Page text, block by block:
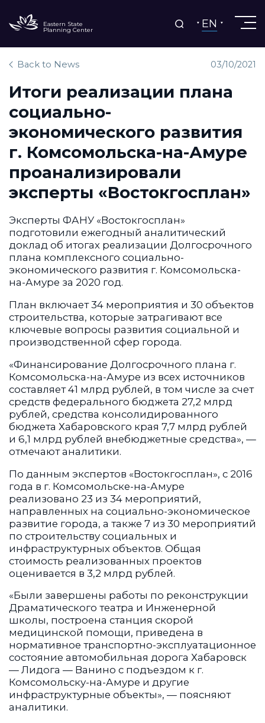
Eastern State
Planning Center EN
Back to News 03/10/2021
Итоги реализации плана
социально-
экономического развития
г. Комсомольска-на-Амуре
проанализировали
эксперты «Востокгосплан»
Эксперты ФАНУ «Востокгосплан»
подготовили ежегодный аналитический
доклад об итогах реализации Долгосрочного
плана комплексного социально-
экономического развития г. Комсомольска-
на-Амуре за 2020 год.
План включает 34 мероприятия и 30 объектов
строительства, которые затрагивают все
ключевые вопросы развития социальной и
производственной сфер города.
«Финансирование Долгосрочного плана г.
Комсомольска-на-Амуре из всех источников
составляет 41 млрд рублей, в том числе за счет
средств федерального бюджета 27,2 млрд
рублей, средства консолидированного
бюджета Хабаровского края 7,7 млрд рублей
и 6,1 млрд рублей внебюджетные средства», —
отмечают аналитики.
По данным экспертов «Востокгосплан», с 2016
года в г. Комсомольске-на-Амуре
реализовано 23 из 34 мероприятий,
направленных на социально-экономическое
развитие города, а также 7 из 30 мероприятий
по строительству социальных и
инфраструктурных объектов. Общая
стоимость реализованных проектов
оценивается в 3,2 млрд рублей.
«Были завершены работы по реконструкции
Драматического театра и Инженерной
школы, построена станция скорой
медицинской помощи, приведена в
нормативное транспортно-эксплуатационное
состояние автомобильная дорога Хабаровск
— Лидога — Ванино с подъездом к г.
Комсомольску-на-Амуре и другие
инфраструктурные объекты», — поясняют
аналитики.